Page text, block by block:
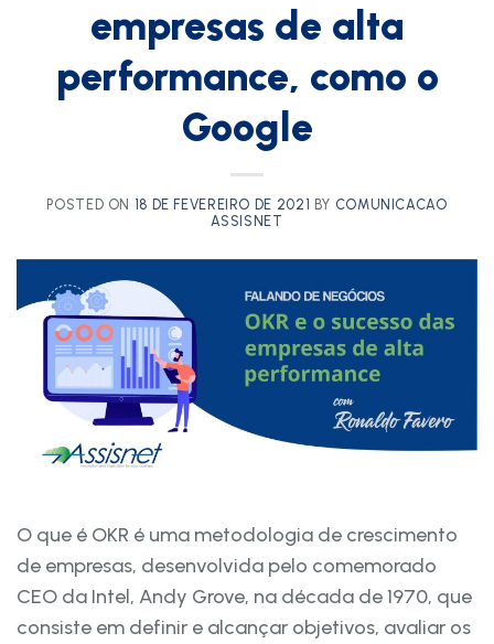
empresas de alta
performance, como o
Google
POSTED ON 18 DE FEVEREIRO DE 2021 BY COMUNICACAO
ASSISNET
O que é OKR é uma metodologia de crescimento
de empresas, desenvolvida pelo comemorado
CEO da Intel, Andy Grove, na década de 1970, que
consiste em definir e alcançar objetivos, avaliar os